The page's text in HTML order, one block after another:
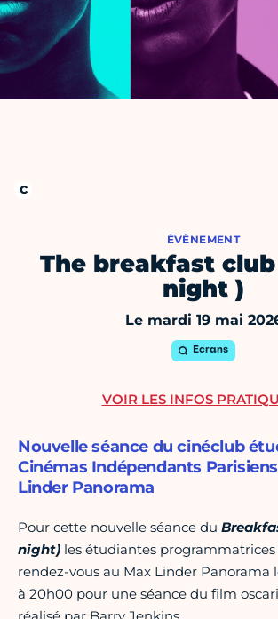
ÉVÈNEMENT
The breakfast
night )
Le mardi 19 mai
Ecrans
Nouvelle séance du cinéclub
Cinémas Indépendants
Linder Panorama
Pour cette nouvelle séance du
night) les étudiantes
rendez-vous au Max Linder Panorama
à 20h00 pour une séance du film
VOIR LES INFOS